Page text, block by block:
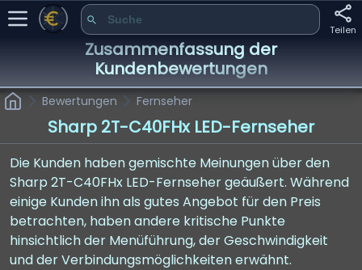
Teilen
Zusammenfassung der
Kundenbewertungen
Bewertungen Fernseher
Sharp 2T-C40FHx LED-Fernseher
Die Kunden haben gemischte Meinungen über den
Sharp 2T-C40FHx LED-Fernseher geäußert. Während
einige Kunden ihn als gutes Angebot für den Preis
betrachten, haben andere kritische Punkte
hinsichtlich der Menüführung, der Geschwindigkeit
und der Verbindungsmöglichkeiten erwähnt.